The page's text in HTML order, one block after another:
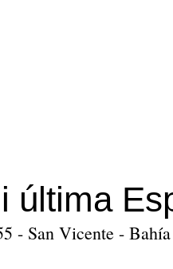
última
- San Vicente -